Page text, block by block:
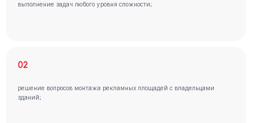
выполнение задач любого уровня сложности;
02
решение вопросов монтажа рекламных площадей с владельцами
зданий;